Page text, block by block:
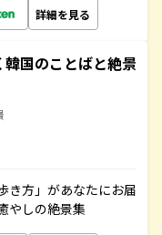
詳細を見る
国のことばと絶景
き方」があなたにお届
やしの絶景集